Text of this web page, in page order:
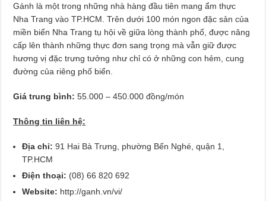
Gánh là một trong những nhà hàng đầu tiên mang ẩm thực
Nha Trang vào TP.HCM. Trên dưới 100 món ngon đặc sản của
miền biển Nha Trang tụ hội về giữa lòng thành phố, được nâng
cấp lên thành những thực đơn sang trọng mà vẫn giữ được
hương vị đặc trưng tưởng như chỉ có ở những con hẻm, cung
đường của riêng phố biển.
Giá trung bình:55.000 – 450.000 đồng/món
Thông tin liên hệ:
Địa chỉ:91 Hai Bà Trưng, phường Bến Nghé, quận 1,
TP.HCM
Điện thoại: (08) 66 820 692
Website: http://ganh.vn/vi/